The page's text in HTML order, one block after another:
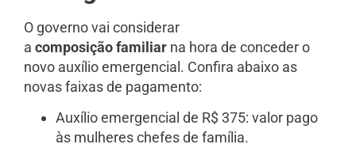
O governo vai considerar
a composição familiar na hora de conceder o
novo auxílio emergencial. Confira abaixo as
novas faixas de pagamento:
Auxílio emergencial de R$ 375: valor pago
às mulheres chefes de família.